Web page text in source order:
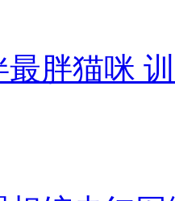
胖猫咪